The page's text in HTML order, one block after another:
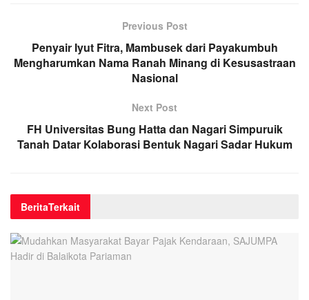
Previous Post
Penyair Iyut Fitra, Mambusek dari Payakumbuh
Mengharumkan Nama Ranah Minang di Kesusastraan
Nasional
Next Post
FH Universitas Bung Hatta dan Nagari Simpuruik
Tanah Datar Kolaborasi Bentuk Nagari Sadar Hukum
BeritaTerkait